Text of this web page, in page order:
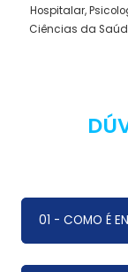
Hospitalar,
Ciências da
01 - COMO É